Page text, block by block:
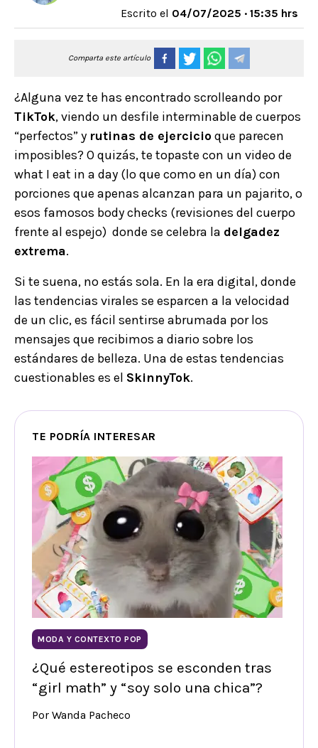
Escrito el 04/07/2025 · 15:35 hrs
Comparta este artículo
¿Alguna vez te has encontrado scrolleando por
TikTok, viendo un desfile interminable de cuerpos
“perfectos” y rutinas de ejercicioque parecen
imposibles? O quizás, te topaste con un video de
what I eat in a day (lo que como en un día) con
porciones que apenas alcanzan para un pajarito, o
esos famosos body checks (revisiones del cuerpo
frente al espejo) donde se celebra la delgadez
extrema.
Si te suena, no estás sola. En la era digital, donde
las tendencias virales se esparcen a la velocidad
de un clic, es fácil sentirse abrumada por los
mensajes que recibimos a diario sobre los
estándares de belleza. Una de estas tendencias
cuestionables es el SkinnyTok.
TE PODRÍA INTERESAR
MODA Y CONTEXTO POP
¿Qué estereotipos se esconden tras
“girl math” y “soy solo una chica”?
Por Wanda Pacheco